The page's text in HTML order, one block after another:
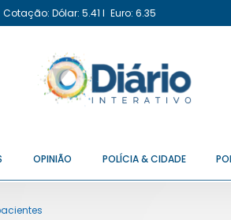
Cotação: Dólar: 5.41 I Euro: 6.35
OPINIÃO POLÍCIA & CIDADE